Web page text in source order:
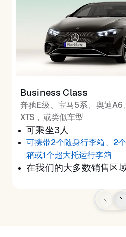
Business Class
奔驰E级、宝马5系、奥迪A6
XTS，或类似车型
可乘坐3人
可携带2个随身行李箱、2
箱或1个超大托运行李箱
在我们的大多数销售区